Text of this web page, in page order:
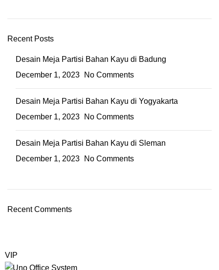
Recent Posts
Desain Meja Partisi Bahan Kayu di Badung
December 1, 2023
No Comments
Desain Meja Partisi Bahan Kayu di Yogyakarta
December 1, 2023
No Comments
Desain Meja Partisi Bahan Kayu di Sleman
December 1, 2023
No Comments
Recent Comments
VIP